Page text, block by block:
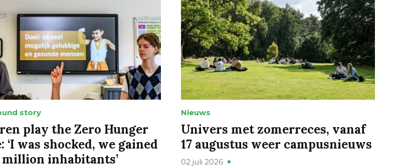
story
play the Zero Hunger
‘I was shocked, we gained
million inhabitants’
Nieuws
Univers met zomerreces, vanaf
17 augustus weer campusnieuws
02 juli 2026